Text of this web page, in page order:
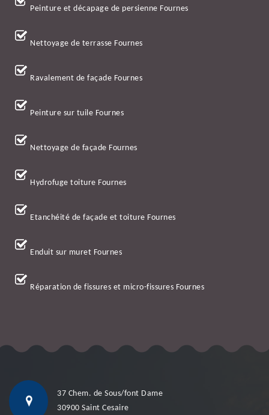
Peinture et décapage de persienne Fournes
Nettoyage de terrasse Fournes
Ravalement de façade Fournes
Peinture sur tuile Fournes
Nettoyage de façade Fournes
Hydrofuge toiture Fournes
Etanchéité de façade et toiture Fournes
Enduit sur muret Fournes
Réparation de fissures et micro-fissures Fournes
37 Chem. de Sous/font Dame
30900 Saint Cesaire